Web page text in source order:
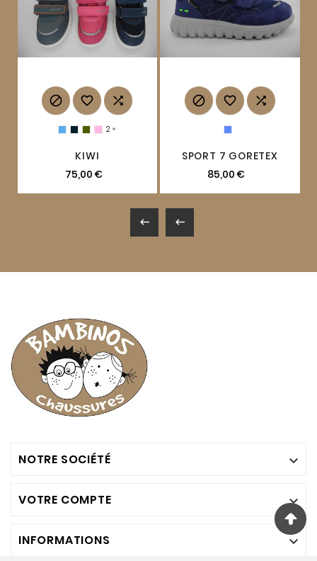
  
2 
KIWI
75,00 €
  
SPORT 7 GORETEX
85,00 €
 
NOTRE SOCIÉTÉ 
VOTRE COMPTE 
INFORMATIONS 